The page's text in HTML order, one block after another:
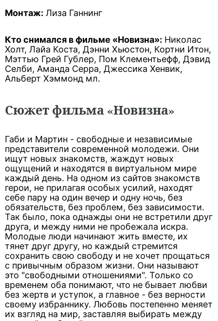
Монтаж: Лиза Ганнинг
Кто снимался в фильме «Новизна»: Николас
Холт, Лайа Коста, Дэнни Хьюстон, Кортни Итон,
Мэттью Грей Гублер, Пом Клементьефф, Дэвид
Селби, Аманда Серра, Джессика Хенвик,
Альберт Хэммонд мл.
Сюжет фильма «Новизна»
Габи и Мартин - свободные и независимые
представители современной молодежи. Они
ищут новых знакомств, жаждут новых
ощущений и находятся в виртуальном мире
каждый день. На одном из сайтов знакомств
герои, не прилагая особых усилий, находят
себе пару на один вечер и одну ночь, без
обязательств, без проблем, без зависимости.
Так было, пока однажды они не встретили друг
друга, и между ними не пробежала искра.
Молодые люди начинают жить вместе, их
тянет друг другу, но каждый стремится
сохранить свою свободу и не хочет прощаться
с привычным образом жизни. Они называют
это "свободными отношениями". Только со
временем оба понимают, что не бывает любви
без жертв и уступок, а главное - без верности
своему избраннику. Любовь постепенно меняет
их взгляд на мир, заставляя выбирать между